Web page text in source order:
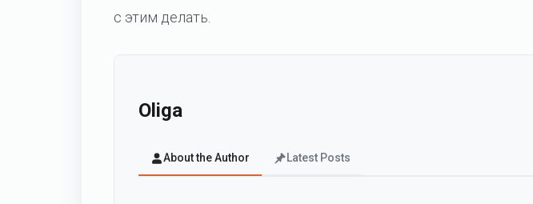
с этим делать.
Oliga
About the Author Latest Posts